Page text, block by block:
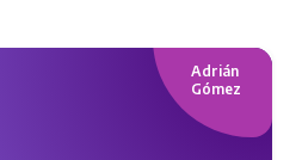
Adrián
Gómez